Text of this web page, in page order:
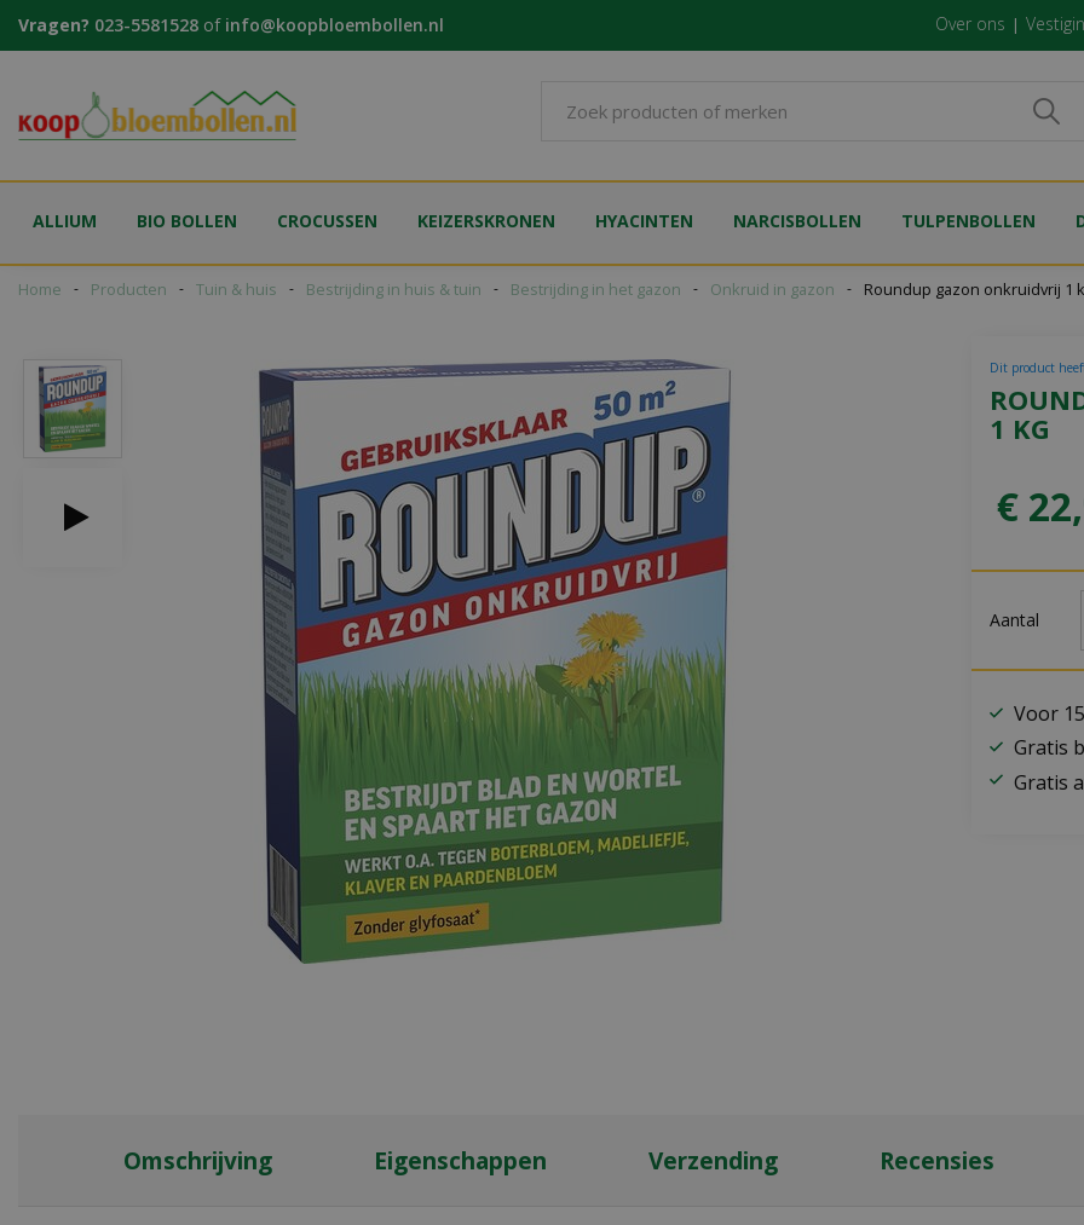
naar
Home Producten Tuin & huis Bestrijding in huis & tuin Bestrijding in het gazon Onkruid in gazon Roundup gazon onkruidvrij 1
Vragen? 023-5581528 of info@koopbloembollen.nl Over ons
ALLIUM BIO BOLLEN CROCUSSEN KEIZERSKRONEN HYACINTEN NARCISBOLLEN TULPENBOLLEN
1 KG
Dit product
€ 22,
Aantal
Voor
Gratis
Gratis
Omschrijving Eigenschappen Verzending Recensies